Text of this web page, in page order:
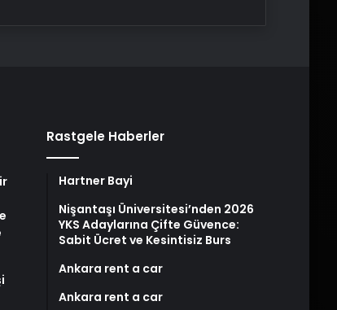
Rastgele Haberler
Hartner Bayi
Nişantaşı Üniversitesi’nden 2026
YKS Adaylarına Çifte Güvence:
Sabit Ücret ve Kesintisiz Burs
Ankara rent a car
Ankara rent a car